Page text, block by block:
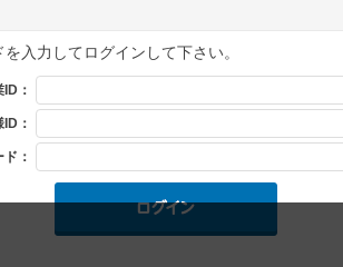
入力してログインして下さい。
：
：
：